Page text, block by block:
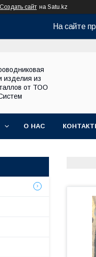
Создать сайт на Satu.kz
На сайте
изделия из
от ТОО
О НАС